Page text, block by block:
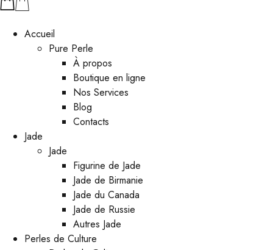
Accueil
Pure Perle
À propos
Boutique en ligne
Nos Services
Blog
Contacts
Jade
Jade
Figurine de Jade
Jade de Birmanie
Jade du Canada
Jade de Russie
Autres Jade
Perles de Culture